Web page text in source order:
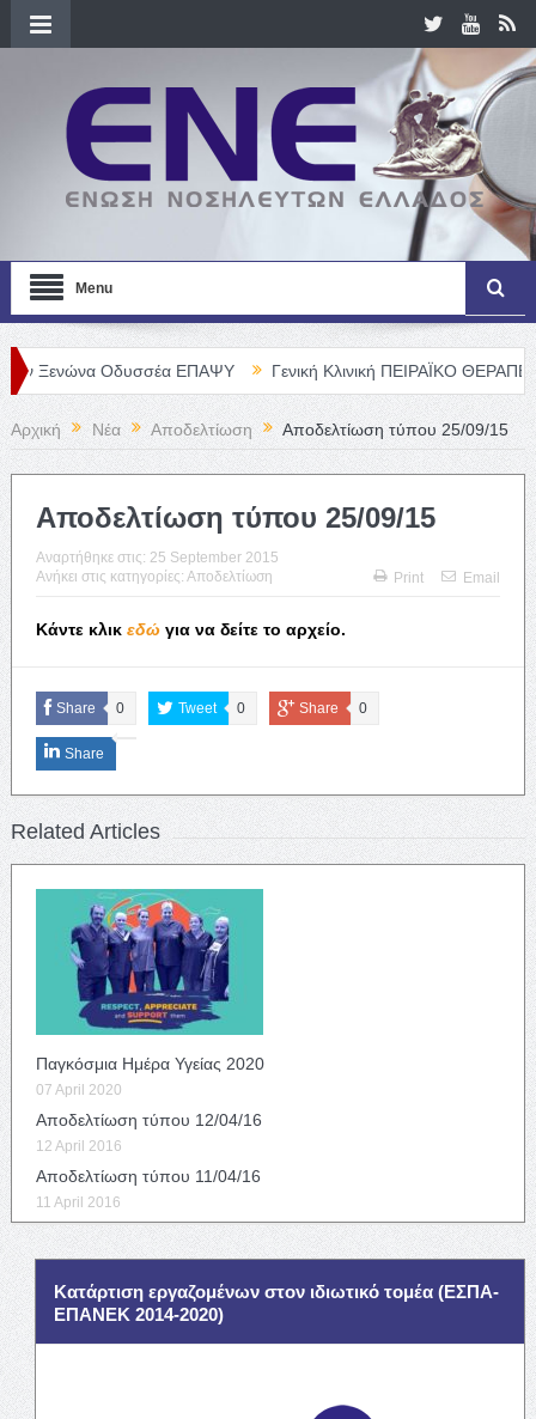
Menu
Οδυσσέα ΕΠΑΨΥ Γενική Κλινική ΠΕΙΡΑΪΚΟ ΘΕΡΑΠΕΥΤΗΡΙΟ
Αρχική Νέα Αποδελτίωση Αποδελτίωση τύπου 25/09/15
Αποδελτίωση τύπου 25/09/15
Αναρτήθηκε στις: 25 September 2015
Ανήκει στις κατηγορίες: Αποδελτίωση Print Email
Κάντε κλικ εδώγια να δείτε το αρχείο.
Share 0 Tweet 0 Share 0
Share
Related Articles
Παγκόσμια Ημέρα Υγείας 2020
07 April 2020
Αποδελτίωση τύπου 12/04/16
12 April 2016
Αποδελτίωση τύπου 11/04/16
11 April 2016
Κατάρτιση εργαζομένων στον ιδιωτικό τομέα (ΕΣΠΑ-
ΕΠΑΝΕΚ 2014-2020)